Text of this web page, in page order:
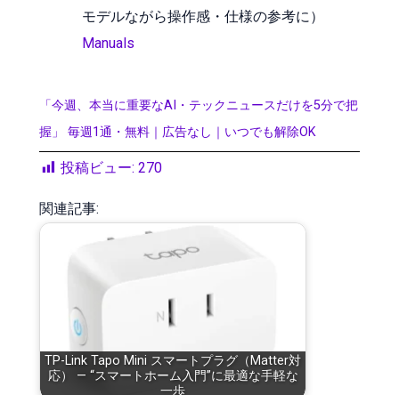
モデルながら操作感・仕様の参考に）
Manuals
「今週、本当に重要なAI・テックニュースだけを5分で把
握」 毎週1通・無料｜広告なし｜いつでも解除OK
投稿ビュー: 270
関連記事:
TP-Link Tapo Mini スマートプラグ（Matter対
応） — “スマートホーム入門”に最適な手軽な
一歩